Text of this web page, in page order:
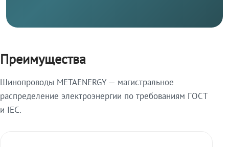
Преимущества
Шинопроводы METAENERGY — магистральное
распределение электроэнергии по требованиям ГОСТ
и IEC.